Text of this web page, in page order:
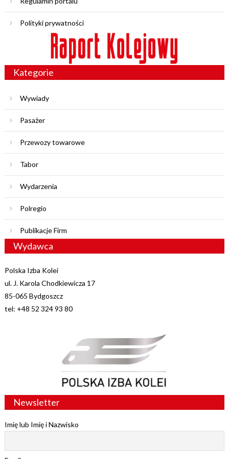
Polityki prywatności
Kategorie
Wywiady
Pasażer
Przewozy towarowe
Tabor
Wydarzenia
Polregio
Publikacje Firm
Wydawca
Polska Izba Kolei
ul. J. Karola Chodkiewicza 17
85-065 Bydgoszcz
tel: +48 52 324 93 80
Newsletter
Imię lub Imię i Nazwisko